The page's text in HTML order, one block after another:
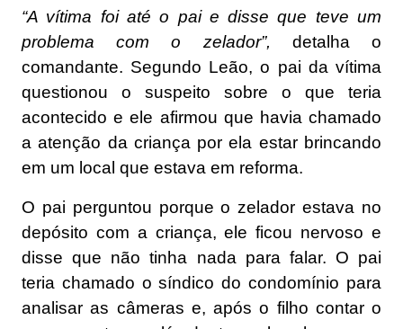
“A vítima foi até o pai e disse que teve um
problema com o zelador”, detalha o
comandante. Segundo Leão, o pai da vítima
questionou o suspeito sobre o que teria
acontecido e ele afirmou que havia chamado
a atenção da criança por ela estar brincando
em um local que estava em reforma.
O pai perguntou porque o zelador estava no
depósito com a criança, ele ficou nervoso e
disse que não tinha nada para falar. O pai
teria chamado o síndico do condomínio para
analisar as câmeras e, após o filho contar o